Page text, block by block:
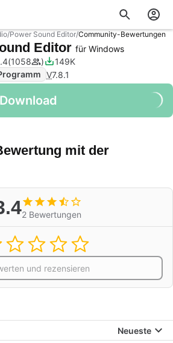
Power Sound Editor Community-Bewertungen
Editor für Windows
1058
149K
V7.8.1
Download
mit der
2 Bewertungen
und rezensieren
Neueste